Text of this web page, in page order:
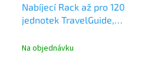
Nabíjecí Rack až pro 120
jednotek TravelGuide,
Meder
Na objednávku